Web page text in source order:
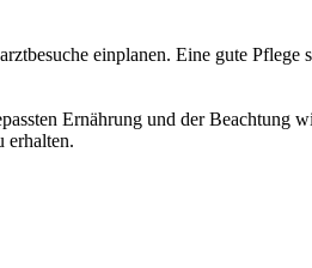
einplanen. Eine gute
Ernährung und der Beachtung
erhalten.